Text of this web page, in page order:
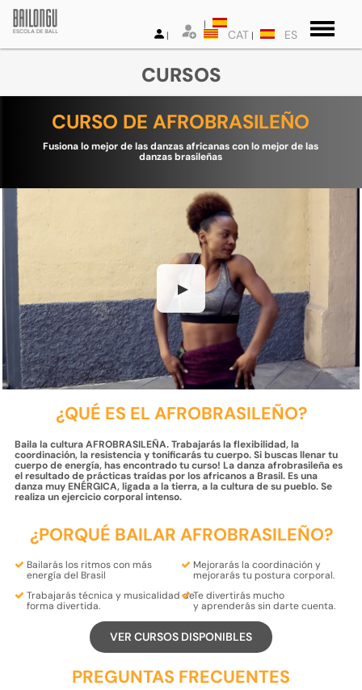
CAT ES
CURSOS
CURSO DE AFROBRASILEÑO
Fusiona lo mejor de las danzas africanas con lo mejor de las
danzas brasileñas
▶
¿QUÉ ES EL AFROBRASILEÑO?
Baila la cultura AFROBRASILEÑA. Trabajarás la flexibilidad, la
coordinación, la resistencia y tonificarás tu cuerpo. Si buscas llenar tu
cuerpo de energía, has encontrado tu curso! La danza afrobrasileña es
el resultado de prácticas traídas por los africanos a Brasil. Es una
danza muy ENÉRGICA, ligada a la tierra, a la cultura de su pueblo. Se
realiza un ejercicio corporal intenso.
¿PORQUÉ BAILAR AFROBRASILEÑO?
Bailarás losritmoscon más
energía del Brasil
Mejorarás la coordinacióny
mejorarás tu postura corporal.
Trabajarástécnica ymusicalidadde
forma divertida.
Tedivertirásmucho
yaprenderássin darte cuenta.
VER CURSOS DISPONIBLES
PREGUNTAS FRECUENTES